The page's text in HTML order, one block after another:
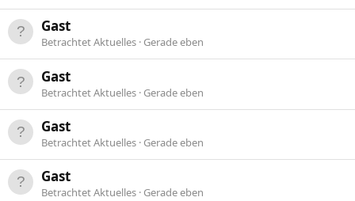
Gast
Betrachtet Aktuelles Gerade eben
Gast
Betrachtet Aktuelles Gerade eben
Gast
Betrachtet Aktuelles Gerade eben
Gast
Betrachtet Aktuelles Gerade eben